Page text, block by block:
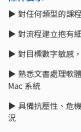
▶ 對任何類型的課
▶ 對流程建立抱有
▶ 對目標數字敏感
▶ 熟悉文書處理軟
Mac 系統
▶ 具備抗壓性、危
況